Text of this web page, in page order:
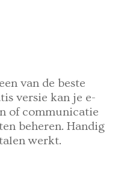
van de beste
versie kan je e-
of communicatie
beheren. Handig
werkt.